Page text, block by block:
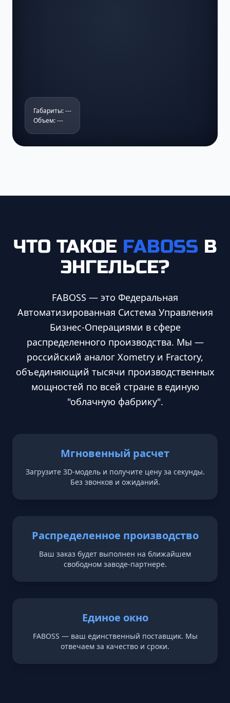
Габариты: ---
Объем: ---
ЧТО ТАКОЕ FABOSS В
ЭНГЕЛЬСЕ?
FABOSS — это Федеральная
Автоматизированная Система Управления
Бизнес-Операциями в сфере
распределенного производства. Мы —
российский аналог Xometry и Fractory,
объединяющий тысячи производственных
мощностей по всей стране в единую
"облачную фабрику".
Мгновенный расчет
Загрузите 3D-модель и получите цену за секунды.
Без звонков и ожиданий.
Распределенное производство
Ваш заказ будет выполнен на ближайшем
свободном заводе-партнере.
Единое окно
FABOSS — ваш единственный поставщик. Мы
отвечаем за качество и сроки.